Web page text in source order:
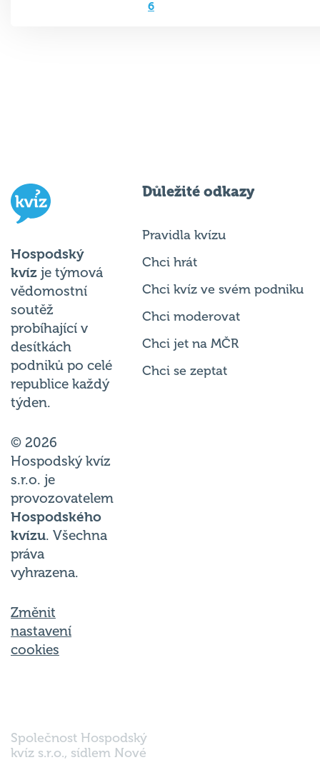
6
Hospodský
kvíz je týmová
vědomostní
soutěž
probíhající v
desítkách
podniků po celé
republice každý
týden.
© 2026
Hospodský kvíz
s.r.o. je
provozovatelem
Hospodského
kvízu. Všechna
práva
vyhrazena.
Změnit
nastavení
cookies
Důležité odkazy
Pravidla kvízu
Chci hrát
Chci kvíz ve svém podniku
Chci moderovat
Chci jet na MČR
Chci se zeptat
Společnost Hospodský
kvíz s.r.o., sídlem Nové